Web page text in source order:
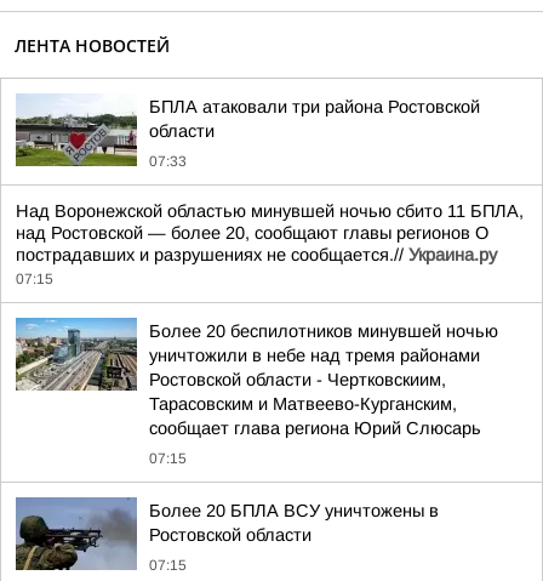
ЛЕНТА НОВОСТЕЙ
БПЛА атаковали три района Ростовской
области
07:33
Над Воронежской областью минувшей ночью сбито 11 БПЛА,
над Ростовской — более 20, сообщают главы регионов О
пострадавших и разрушениях не сообщается.// Украина.ру
07:15
Более 20 беспилотников минувшей ночью
уничтожили в небе над тремя районами
Ростовской области - Чертковскиим,
Тарасовским и Матвеево-Курганским,
сообщает глава региона Юрий Слюсарь
07:15
Более 20 БПЛА ВСУ уничтожены в
Ростовской области
07:15